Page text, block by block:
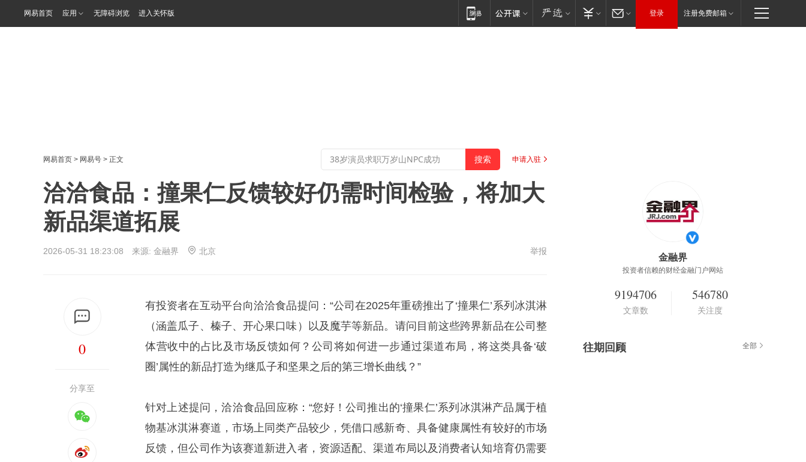
网易首页 应用 无障碍浏览 进入关怀版 登录 注册免费邮箱
网易首页 > 网易号 > 正文 申请入驻
洽洽食品：撞果仁反馈较好仍需时间检验，将加大
新品渠道拓展
2026-05-31 18:23:08 来源: 金融界 北京 举报
0
分享至
有投资者在互动平台向洽洽食品提问：“公司在2025年重磅推出了‘撞果仁’系列冰淇淋
（涵盖瓜子、榛子、开心果口味）以及魔芋等新品。请问目前这些跨界新品在公司整
体营收中的占比及市场反馈如何？公司将如何进一步通过渠道布局，将这类具备‘破
圈’属性的新品打造为继瓜子和坚果之后的第三增长曲线？”
针对上述提问，洽洽食品回应称：“您好！公司推出的‘撞果仁’系列冰淇淋产品属于植
物基冰淇淋赛道，市场上同类产品较少，凭借口感新奇、具备健康属性有较好的市场
反馈，但公司作为该赛道新进入者，资源适配、渠道布局以及消费者认知培育仍需要
金融界
投资者信赖的财经金融门户网站
9194706
文章数
546780
关注度
往期回顾 全部